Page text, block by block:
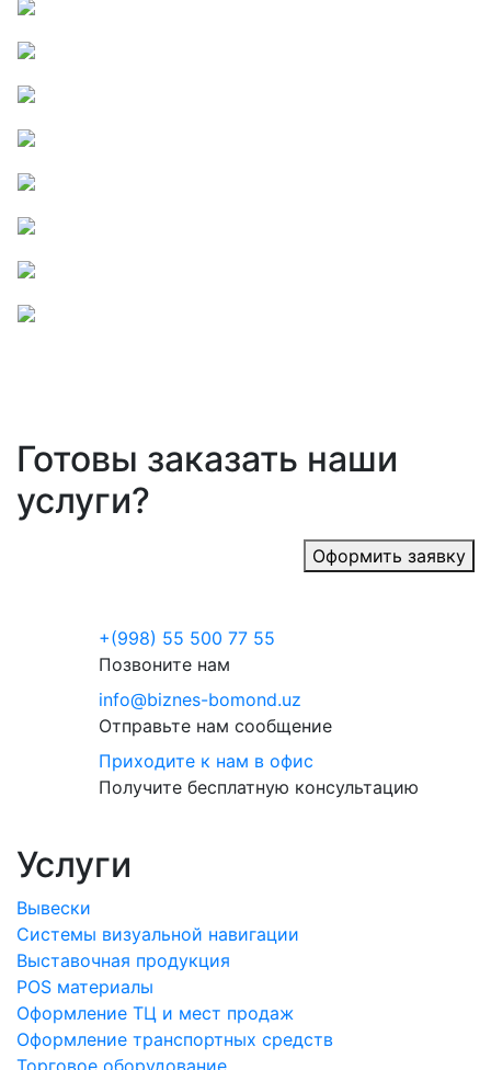
Готовы заказать наши
услуги?
Оформить заявку
+(998) 55 500 77 55
Позвоните нам
info@biznes-bomond.uz
Отправьте нам сообщение
Приходите к нам в офис
Получите бесплатную консультацию
Услуги
Вывески
Системы визуальной навигации
Выставочная продукция
POS материалы
Оформление ТЦ и мест продаж
Оформление транспортных средств
Торговое оборудование